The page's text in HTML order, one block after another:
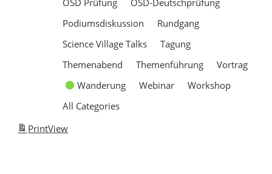
ÖSD Prüfung
ÖSD-Deutschprüfung
Podiumsdiskussion
Rundgang
Science Village Talks
Tagung
Themenabend
Themenführung
Vortrag
Wanderung
Webinar
Workshop
All Categories
PrintView